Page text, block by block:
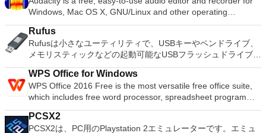
平に添付して、1枚の最終写真を作成します。 GIF Creator：
スクリーンキャプチャ：スクリーンショットをキャプチャして
保存します。 カラーピッカー：画像を拡大し、色を検索して
選択します。 名前の変更：バッチモードで写真ファイル名を
変更します。 言語：英語、スペイン語、ドイツ語、日本語、
中国語、韓国語。 全体として、Photoscape X Proは非常に機
能的な写真編集アプリであり、利用可能な有名な編集スイート
のいくつかに代わる優れた選択肢です。 注：これは無料の試
用版です。購入を決定する前に、Photoscape X Proの*時間無
制限*の無料試用版を試すことができます。 * Photoscape X
Portableはまさに探しているものでしょう。ビューアとは別
に、Photoscape Portableには、コントラスト、レベル、ケラ
レ、その他の多くの画像パラメータの設定だけでなく、クロー
ン、切り抜き、シャープ化、色消しの機能があります。 ペー
ジ上に写真を簡単に配置して、最終画像として保存したり、印
Photoscapeには、赤目除去およびバッチ編集用のツールも含
まれています。スクリーンショットを撮ってGIFを生成する機
能を備えたPhotoscape Portableは、非常に便利な画像ツール
です。
理、MBRおよびGUIDパーティションテーブル（GPT）ディス
クのディスク領域不足の問題の解決を可能にします。 パーテ
ィションのサイズ変更/移動システムドライブを拡張するディ
スクとパーティションをコピーパーティションをマージ分割パ
ーティション空き領域を再分配するダイナミックディスクの変
換パーティションを回復する
Windows, Mac OS X, GNU/Linux and other operating
systems. You can use Audacity to: Record live audio. Convert
tapes and records into digital recordings or CDs. Edit Ogg
Vorbis, MP3, WAV or AIFF sound files. Cut, copy, splice or mix
sounds together. Change the speed or pitch of a recording.
Add new effects with LADSPA plug-ins. And more!
Rufus
Rufusは小さなユーティリティで、USBキーやペンドライブ、
メモリスティックなどの起動可能なUSBフラッシュドライブを
フォーマットおよび作成できます。 Rufusは、次のシナリオで
役立ちます。 Windows、Linux、およびUEFI用の起動可能な
ISOからUSBインストールメディアを作成する必要がある場
合。 OSがインストールされていないシステムで作業する必要
がある場合。 BIOSまたはその他のファームウェアをDOSから
フラッシュする必要がある場合。 低レベルのユーティリティ
WPS Office for Windows
WPS Office 2016 Free is the most versatile free office suite,
which includes free word processor, spreadsheet program
and presentation maker. With these three programs you will
easily be able to deal with any office related tasks. WPS
Office 2016 Free has multiple language support for English,
PCSX2
PCSX2は、PC用のPlaystation 2エミュレーターです。エミュ